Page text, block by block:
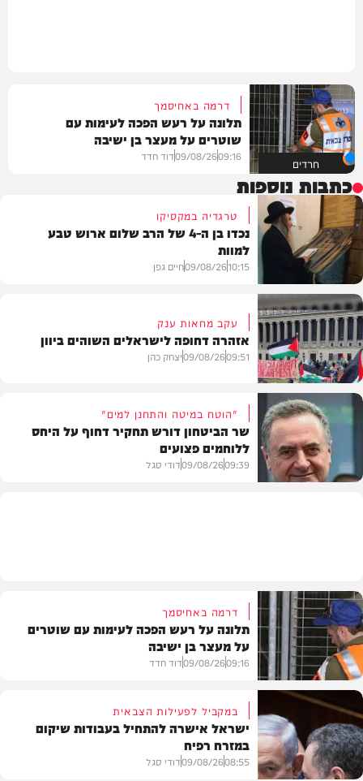
חרדים
דרמה באחיסמך
תלונה על רעש הפכה לעימות עם
שוטרים על מעצר בן ישיבה
09:16
09/08/26דוד חדד
כתבות נוספות
חדשות
טרגדיה במקסיקו
נכדו בן ה-4 של הרב שלום ארוש טבע
למוות
10:15
09/08/26חיים גפן
חדשות
עקב מחאות ענק
אזהרה דחופה לישראלים השוהים ביוון
09:51
09/08/26יצחק כהן
"הוטח במיטה והתחנן למים"
שר הביטחון דורש תחקיר דחוף על היחס
ללוחמים פצועים
09:39
09/08/26דודי סגל
חרדים
דרמה באחיסמך
תלונה על רעש הפכה לעימות עם שוטרים
על מעצר בן ישיבה
09:16
09/08/26דוד חדד
במקביל לפעילות הצבאית
ישראל אישרה להתחיל בעבודות שיקום
במזרח רפיח
08:55
09/08/26דודי סגל